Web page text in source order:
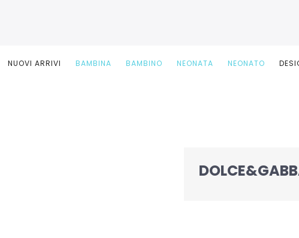
NUOVI ARRIVI BAMBINA BAMBINO NEONATA NEONATO